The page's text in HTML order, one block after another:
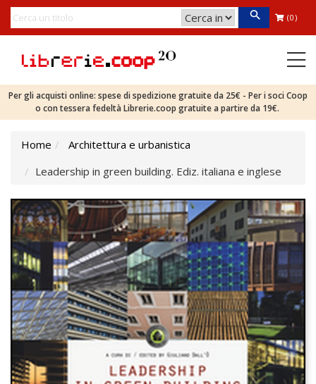
(0)
Per gli acquisti online: spese di spedizione gratuite da 25€ - Per i soci Coop
o con tessera fedeltà Librerie.coop gratuite a partire da 19€.
Home
Architettura e urbanistica
Leadership in green building. Ediz. italiana e inglese